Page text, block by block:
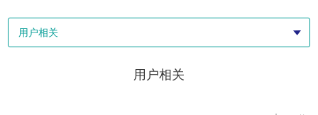
用户相关
用户相关